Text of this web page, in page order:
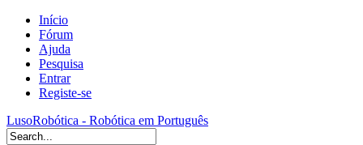
Início
Fórum
Ajuda
Pesquisa
Entrar
Registe-se
LusoRobótica - Robótica em Português